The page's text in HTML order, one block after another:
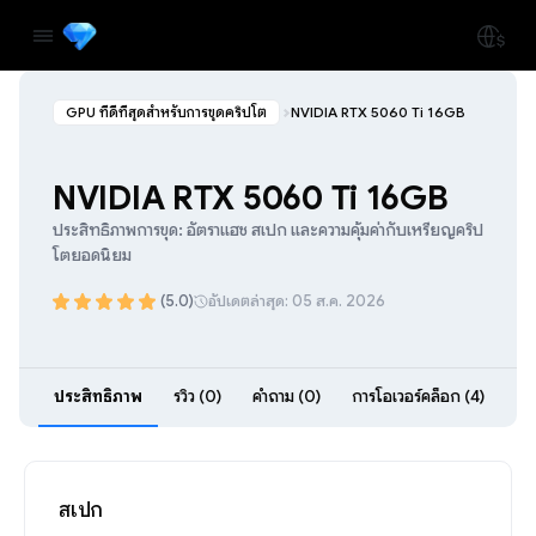
GPU ที่ดีที่สุดสำหรับการขุดคริปโต NVIDIA RTX 5060 Ti 16GB
NVIDIA RTX 5060 Ti 16GB
ประสิทธิภาพการขุด: อัตราแฮช สเปก และความคุ้มค่ากับเหรียญคริป
โตยอดนิยม
(5.0) อัปเดตล่าสุด: 05 ส.ค. 2026
ประสิทธิภาพ รีวิว (0) คำถาม (0) การโอเวอร์คล็อก (4)
สเปก